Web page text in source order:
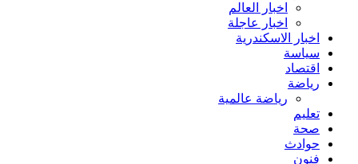
اخبار العالم
اخبار عاجلة
اخبار الاسكندرية
سياسة
اقتصاد
رياضة
رياضة عالمية
تعليم
صحة
حوادث
فنون